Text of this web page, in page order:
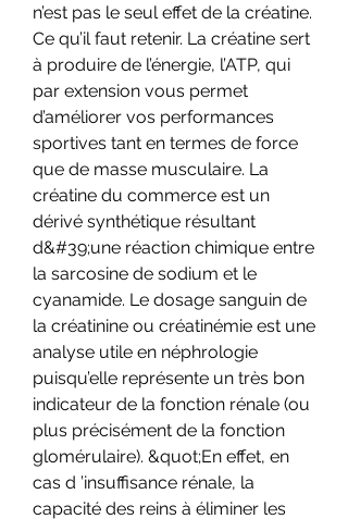
n’est pas le seul effet de la créatine.
Ce qu’il faut retenir. La créatine sert
à produire de l’énergie, l’ATP, qui
par extension vous permet
d’améliorer vos performances
sportives tant en termes de force
que de masse musculaire. La
créatine du commerce est un
dérivé synthétique résultant
d&#39;une réaction chimique entre
la sarcosine de sodium et le
cyanamide. Le dosage sanguin de
la créatinine ou créatinémie est une
analyse utile en néphrologie
puisqu’elle représente un très bon
indicateur de la fonction rénale (ou
plus précisément de la fonction
glomérulaire). &quot;En effet, en
cas d ’insuffisance rénale, la
capacité des reins à éliminer les